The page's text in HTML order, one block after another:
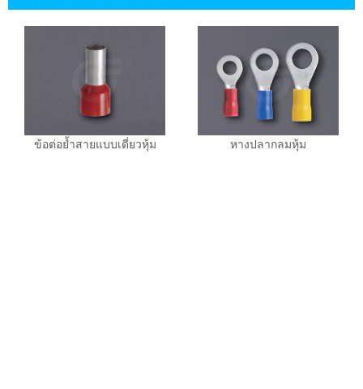
ข้อต่อย้ำสายแบบเดี่ยวหุ้ม หางปลากลมหุ้ม